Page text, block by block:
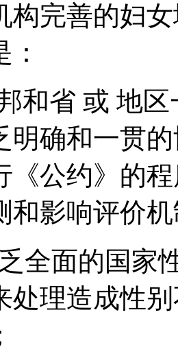
构完善的妇
和省 或 地
明确和一贯
《公约》的
和影响评价
全面的国家
处理造成性